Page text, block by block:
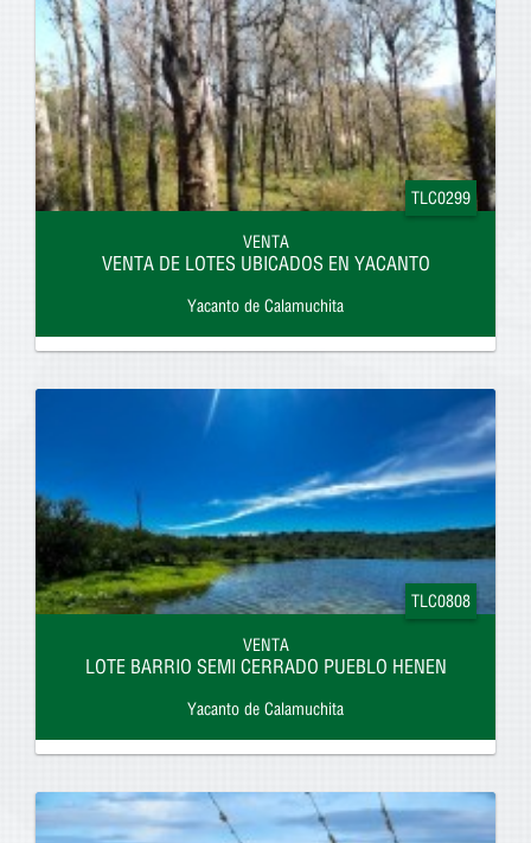
TLC0299
VENTA
VENTA DE LOTES UBICADOS EN YACANTO
Yacanto de Calamuchita
TLC0808
VENTA
LOTE BARRIO SEMI CERRADO PUEBLO HENEN
Yacanto de Calamuchita